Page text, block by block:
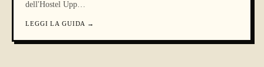
dell'Hostel Upp…
LEGGI LA GUIDA →